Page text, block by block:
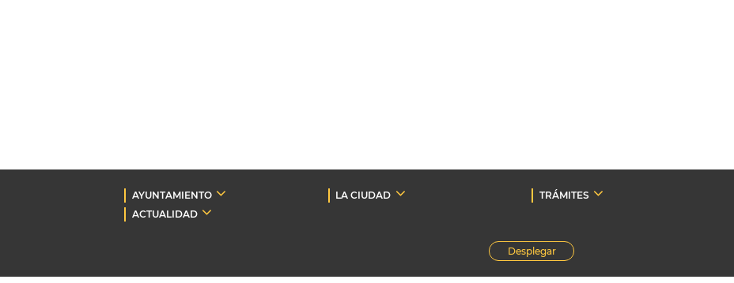
AYUNTAMIENTO LA CIUDAD TRÁMITES
ACTUALIDAD
Desplegar